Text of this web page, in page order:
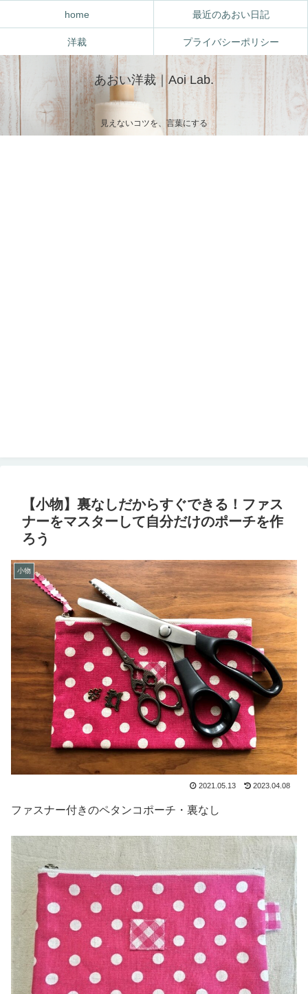
あおい洋裁｜Aoi Lab.
見えないコツを、言葉にする
home 最近のあおい日記
洋裁 プライバシーポリシー
【小物】裏なしだからすぐできる！ファス
ナーをマスターして自分だけのポーチを作
ろう
小物
2021.05.13 2023.04.08
ファスナー付きのペタンコポーチ・裏なし